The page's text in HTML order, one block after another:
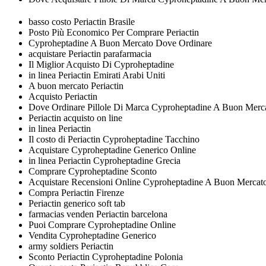
basso costo Periactin Brasile
Posto Più Economico Per Comprare Periactin
Cyproheptadine A Buon Mercato Dove Ordinare
acquistare Periactin parafarmacia
Il Miglior Acquisto Di Cyproheptadine
in linea Periactin Emirati Arabi Uniti
A buon mercato Periactin
Acquisto Periactin
Dove Ordinare Pillole Di Marca Cyproheptadine A Buon
Periactin acquisto on line
in linea Periactin
Il costo di Periactin Cyproheptadine Tacchino
Acquistare Cyproheptadine Generico Online
in linea Periactin Cyproheptadine Grecia
Comprare Cyproheptadine Sconto
Acquistare Recensioni Online Cyproheptadine A Buon
Compra Periactin Firenze
Periactin generico soft tab
farmacias venden Periactin barcelona
Puoi Comprare Cyproheptadine Online
Vendita Cyproheptadine Generico
army soldiers Periactin
Sconto Periactin Cyproheptadine Polonia